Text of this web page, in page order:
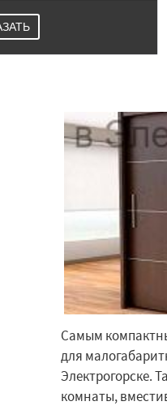
Самым
для
Электрогорске.
комнаты,
×